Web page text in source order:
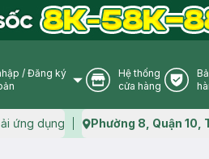
User Icon
/ Đăng ký
Store Icon
Hệ thống
cửa hàng
ứng dụng Phường 8, Quận 10,